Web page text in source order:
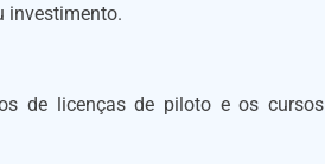
investimento.
de licenças de piloto e os cursos